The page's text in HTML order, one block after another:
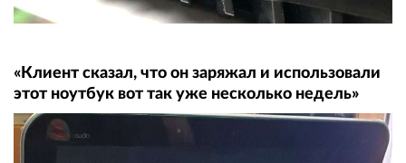
«Клиент сказал, что он заряжал и использовали
этот ноутбук вот так уже несколько недель»